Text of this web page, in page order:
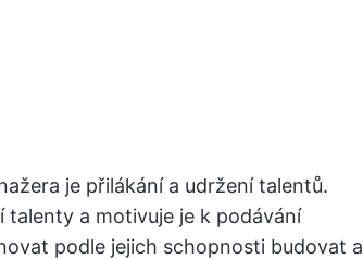
je přilákání a udržení talentů.
talenty a motivuje je k podávání
podle jejich schopnosti budovat a